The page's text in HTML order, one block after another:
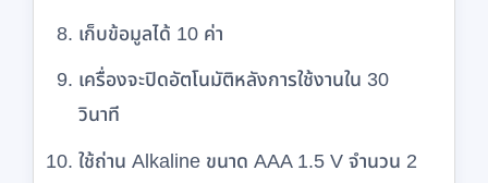
เก็บข้อมูลได้ 10 ค่า
เครื่องจะปิดอัตโนมัติหลังการใช้งานใน 30
วินาที
ใช้ถ่าน Alkaline ขนาด AAA 1.5 V จำนวน 2